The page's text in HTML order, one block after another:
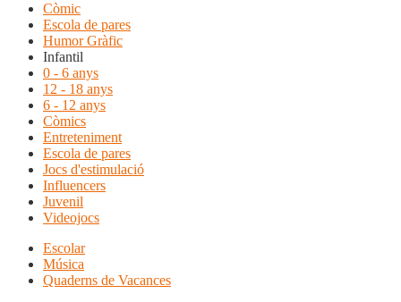
Còmic
Escola de pares
Humor Gràfic
Infantil
0 - 6 anys
12 - 18 anys
6 - 12 anys
Còmics
Entreteniment
Escola de pares
Jocs d'estimulació
Influencers
Juvenil
Videojocs
Escolar
Música
Quaderns de Vacances